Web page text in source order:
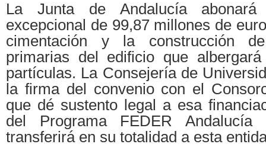
La Junta de Andalucía abonará
excepcional de 99,87 millones de
cimentación y la construcción
primarias del edificio que
partículas. La Consejería de
la firma del convenio con el
que dé sustento legal a esa
del Programa FEDER
transferirá en su totalidad a esta